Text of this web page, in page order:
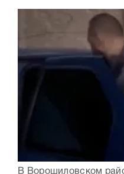
В Ворошиловском